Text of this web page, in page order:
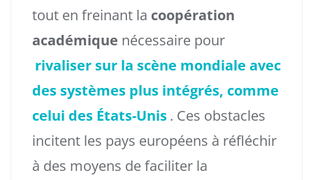
tout en freinant la coopération
académique nécessaire pour
rivaliser sur la scène mondiale avec
des systèmes plus intégrés, comme
celui des États-Unis. Ces obstacles
incitent les pays européens à réfléchir
à des moyens de faciliter la